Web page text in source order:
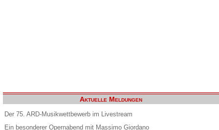
Aktuelle Meldungen
Der 75. ARD-Musikwettbewerb im Livestream
Ein besonderer Opernabend mit Massimo Giordano